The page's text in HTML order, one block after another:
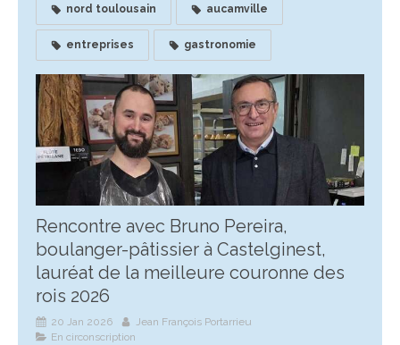
nord toulousain aucamville
entreprises gastronomie
Rencontre avec Bruno Pereira,
boulanger-pâtissier à Castelginest,
lauréat de la meilleure couronne des
rois 2026
20 Jan 2026
Jean François Portarrieu
En circonscription